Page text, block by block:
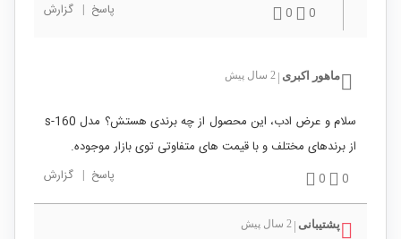
0
0 پاسخ | گزارش
ماهور اکبری 2 سال پیش
سلام و عرض ادب، این محصول از چه برندی هستش؟ مدل s-160
از برندهای مختلف و با قیمت های متفاوتی توی بازار موجوده.
0
0 پاسخ | گزارش
پشتیبانی 2 سال پیش